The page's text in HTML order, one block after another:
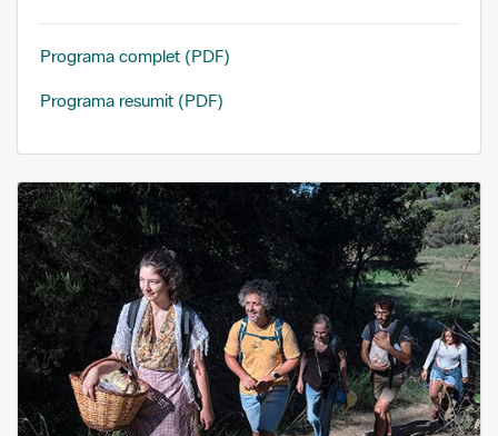
Programa complet (PDF)
Programa resumit (PDF)